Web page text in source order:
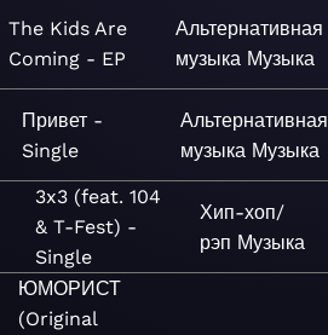
The Kids Are
Coming - EP
Альтернативная
музыка Музыка
Привет -
Single
Альтернативная
музыка Музыка
3x3 (feat. 104
& T-Fest) -
Single
Хип-хоп/
рэп Музыка
ЮМОРИСТ
(Original